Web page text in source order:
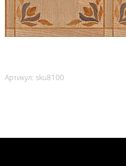
Артикул: sku8100